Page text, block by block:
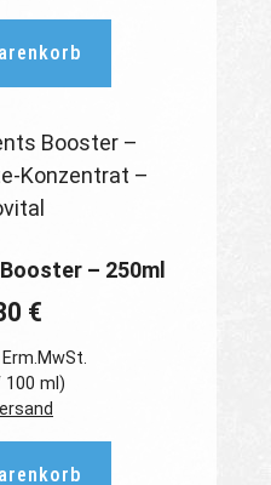
– 250ml
€
100 ml)